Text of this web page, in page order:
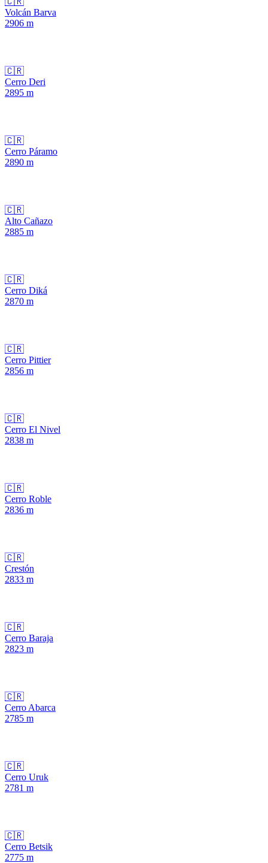
Volcán Barva
2906 m
🇨🇷
Cerro Deri
2895 m
🇨🇷
Cerro Páramo
2890 m
🇨🇷
Alto Cañazo
2885 m
🇨🇷
Cerro Diká
2870 m
🇨🇷
Cerro Pittier
2856 m
🇨🇷
Cerro El Nivel
2838 m
🇨🇷
Cerro Roble
2836 m
🇨🇷
Crestón
2833 m
🇨🇷
Cerro Baraja
2823 m
🇨🇷
Cerro Abarca
2785 m
🇨🇷
Cerro Uruk
2781 m
🇨🇷
Cerro Betsik
2775 m